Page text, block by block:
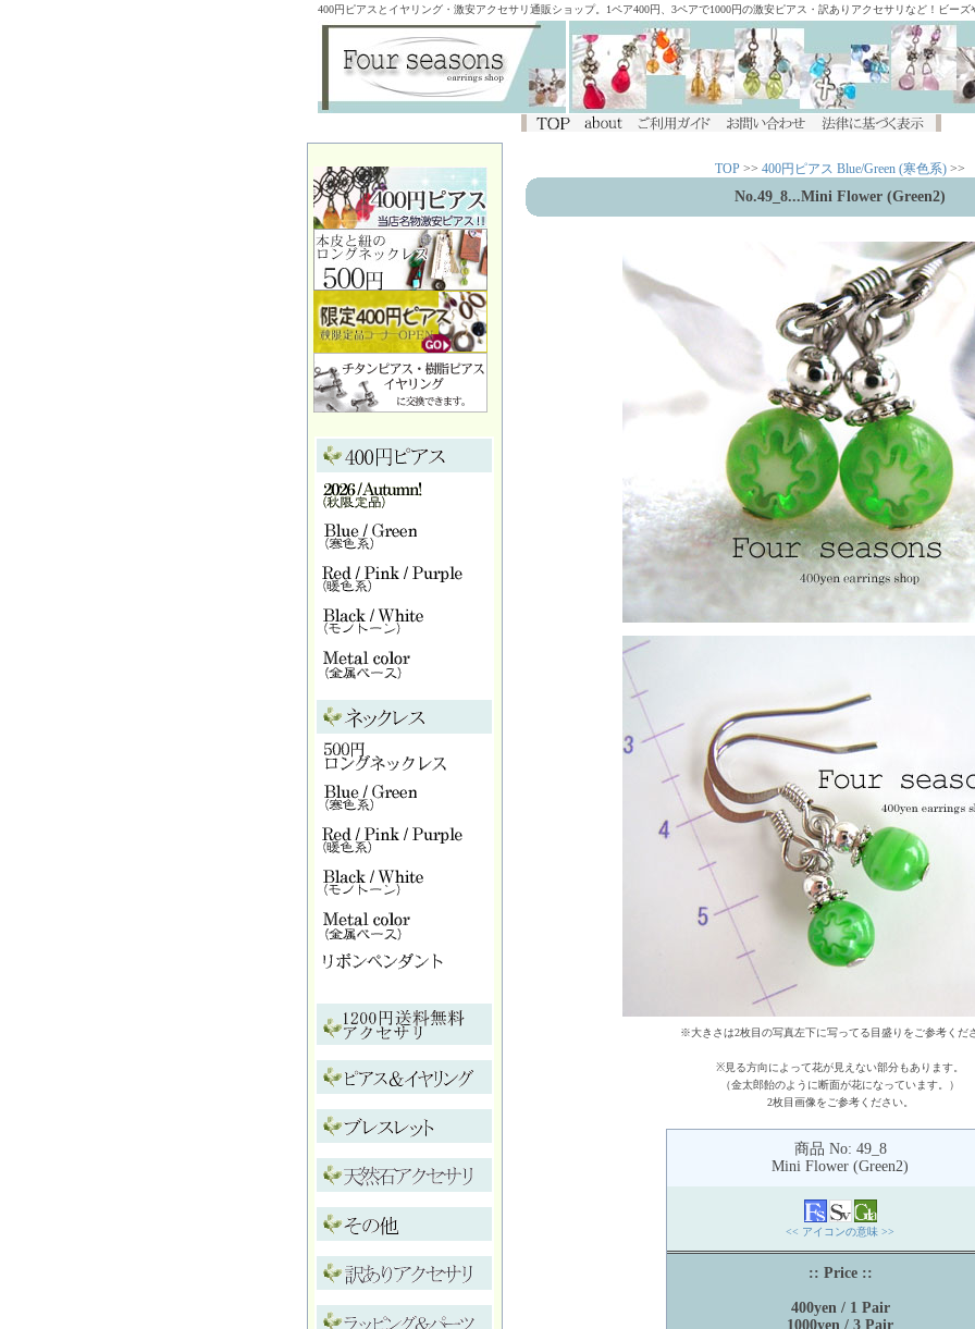
400円ピアスとイヤリング・激安アクセサリ通販ショップ。1ペア400円、3ペアで1000円の激安ピアス・訳ありアクセサリなど！ビー
TOP >> 400円ピアス Blue/Green (寒色系) >>
No.49_8...Mini Flower (Green2)
※大きさは2枚目の写真左下に写ってる目盛りをご参考くだ
※見る方向によって花が見えない部分もあります。
（金太郎飴のように断面が花になっています。）
2枚目画像をご参考ください。
商品 No: 49_8
Mini Flower (Green2)
<< アイコンの意味 >>
:: Price ::
400yen / 1 Pair
1000yen / 3 Pair